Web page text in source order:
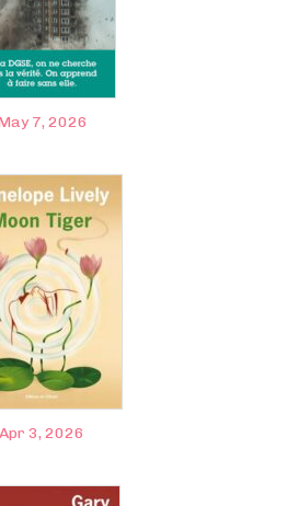
7, 2026
Apr 3, 2026